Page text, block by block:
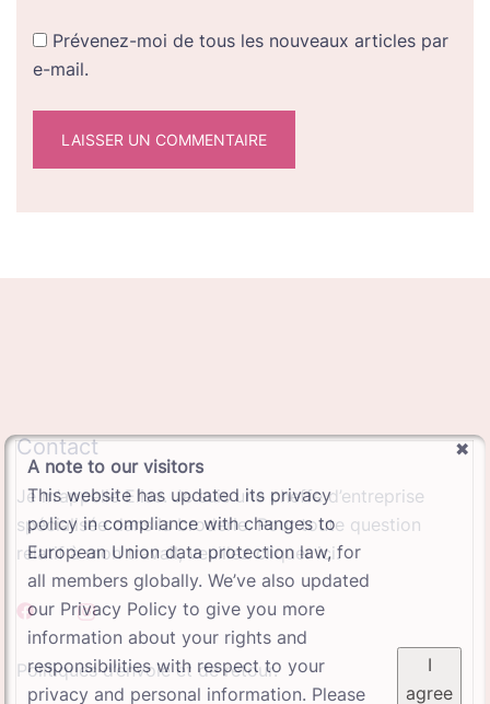
Prévenez-moi de tous les nouveaux articles par
e-mail.
Contact
Je m’appelle Elise. Je suis une cheffe d’entreprise
spécialisée dans la broderie. Pour toute question
relatif à mon travail, veuillez cliquer ici.
Politiques d’envoie et de retour.
A note to our visitors
This website has updated its privacy
policy in compliance with changes to
European Union data protection law, for
all members globally. We’ve also updated
our Privacy Policy to give you more
information about your rights and
responsibilities with respect to your
privacy and personal information. Please
I
agree